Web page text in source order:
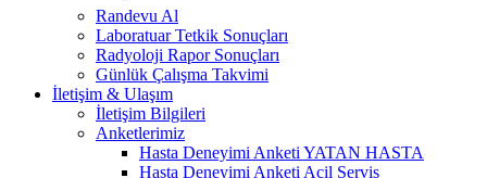
Randevu Al
Laboratuar Tetkik Sonuçları
Radyoloji Rapor Sonuçları
Günlük Çalışma Takvimi
İletişim & Ulaşım
İletişim Bilgileri
Anketlerimiz
Hasta Deneyimi Anketi YATAN HASTA
Hasta Deneyimi Anketi Acil Servis